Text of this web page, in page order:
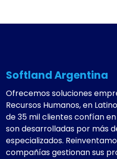
Softland Argentina
Ofrecemos soluciones
Recursos Humanos, en
de 35 mil clientes confían
son desarrolladas por más
especializados.
compañías gestionan sus